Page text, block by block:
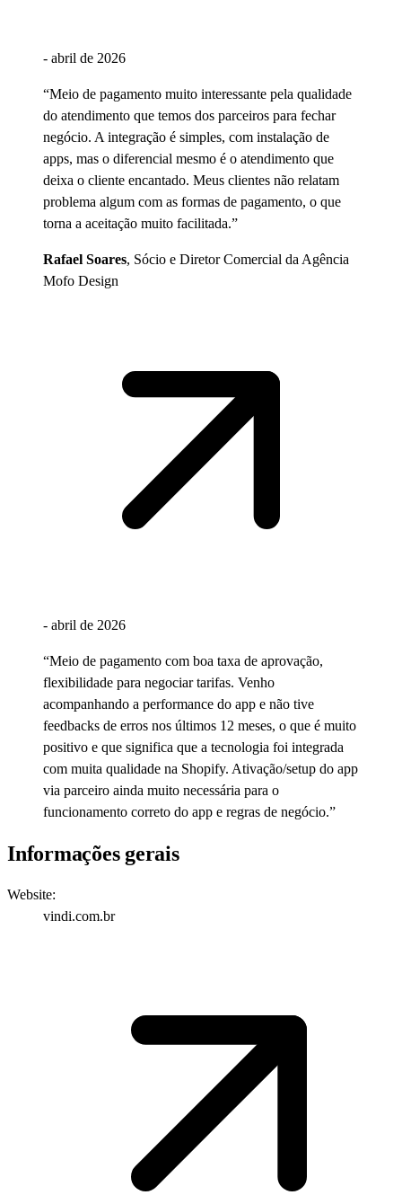
- abril de 2026
“Meio de pagamento muito interessante pela qualidade
do atendimento que temos dos parceiros para fechar
negócio. A integração é simples, com instalação de
apps, mas o diferencial mesmo é o atendimento que
deixa o cliente encantado. Meus clientes não relatam
problema algum com as formas de pagamento, o que
torna a aceitação muito facilitada.”
Rafael Soares, Sócio e Diretor Comercial da Agência
Mofo Design
- abril de 2026
“Meio de pagamento com boa taxa de aprovação,
flexibilidade para negociar tarifas. Venho
acompanhando a performance do app e não tive
feedbacks de erros nos últimos 12 meses, o que é muito
positivo e que significa que a tecnologia foi integrada
com muita qualidade na Shopify. Ativação/setup do app
via parceiro ainda muito necessária para o
funcionamento correto do app e regras de negócio.”
Informações gerais
Website:
vindi.com.br